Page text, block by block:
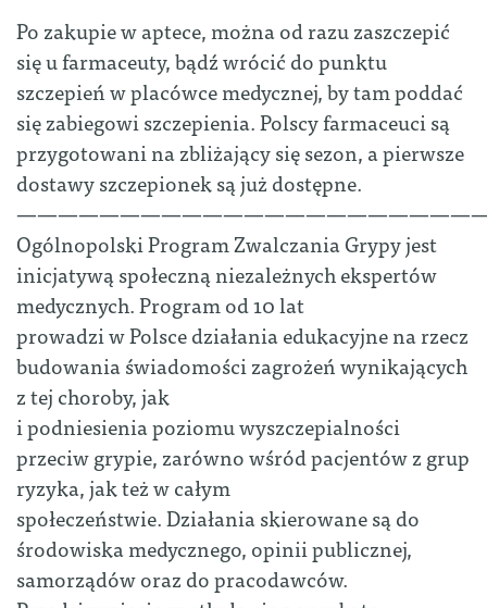
Po zakupie w aptece, można od razu zaszczepić
się u farmaceuty, bądź wrócić do punktu
szczepień w placówce medycznej, by tam poddać
się zabiegowi szczepienia. Polscy farmaceuci są
przygotowani na zbliżający się sezon, a pierwsze
dostawy szczepionek są już dostępne.
Ogólnopolski Program Zwalczania Grypy jest
inicjatywą społeczną niezależnych ekspertów
medycznych. Program od 10 lat
prowadzi w Polsce działania edukacyjne na rzecz
budowania świadomości zagrożeń wynikających
z tej choroby, jak
i podniesienia poziomu wyszczepialności
przeciw grypie, zarówno wśród pacjentów z grup
ryzyka, jak też w całym
społeczeństwie. Działania skierowane są do
środowiska medycznego, opinii publicznej,
samorządów oraz do pracodawców.